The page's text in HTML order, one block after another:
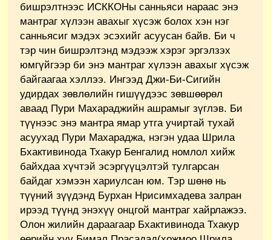
бишрэлтнээс ИСККОНы санньяси нараас энэ
мантраг хүлээн авахыг хүсэж болох хэн нэг
санньясиг мэдэх эсэхийг асуусан байв. Би ч
тэр чин бишрэлтэнд мэдээж хэрэг эргэлзэх
юмгүйгээр би энэ мантраг хүлээн авахыг хүсэж
байгаагаа хэллээ. Ингээд Джи-Би-Сигийн
удирдах зөвлөлийн гишүүдээс зөвшөөрөл
аваад Пури Махараджийн ашрамыг зүглэв. Би
түүнээс энэ мантра ямар утга учиртай тухай
асуухад Пури Махараджа, нэгэн удаа Шрила
Бхактивинода Тхакур Бенгалид номлол хийж
байхдаа хүчтэй эсэргүүцэлтэй тулгарсан
байдаг хэмээн хариулсан юм. Тэр шөнө нь
түүний зүүдэнд Бурхан Нрисимхадева залран
ирээд түүнд энэхүү онцгой мантраг хайрлажээ.
Олон жилийн дараагаар Бхактивинода Тхакур